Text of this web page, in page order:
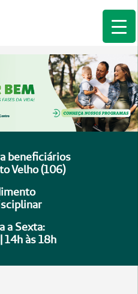
beneficiários
Velho (106)
a Sexta:
14h às 18h